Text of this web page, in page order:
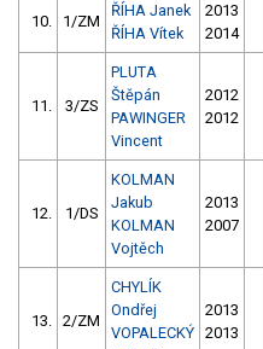
10. 1/ZM
ŘÍHA Janek
ŘÍHA Vítek
2013
2014
11. 3/ZS
PLUTA
Štěpán
PAWINGER
Vincent
2012
2012
12. 1/DS
KOLMAN
Jakub
KOLMAN
Vojtěch
2013
2007
13. 2/ZM
CHYLÍK
Ondřej
VOPALECKÝ
2013
2013